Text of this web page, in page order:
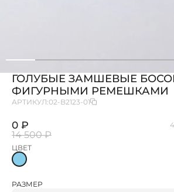
ГОЛУБЫЕ ЗАМШЕВЫЕ
ФИГУРНЫМИ РЕМЕШКАМИ
АРТИКУЛ:02-B2123-01
0 ₽
14 500 ₽
ЦВЕТ
РАЗМЕР